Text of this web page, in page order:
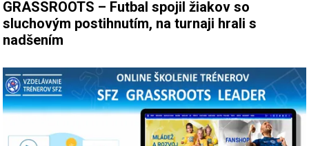
GRASSROOTS – Futbal spojil žiakov so
sluchovým postihnutím, na turnaji hrali s
nadšením